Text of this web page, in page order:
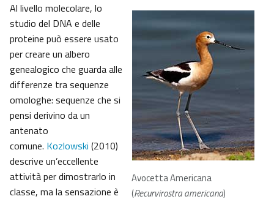
Avocetta Americana
(Recurvirostra americana)
Al livello molecolare, lo
studio del DNA e delle
proteine può essere usato
per creare un albero
genealogico che guarda alle
differenze tra sequenze
omologhe: sequenze che si
pensi derivino da un
antenato
comune. Kozlowski (2010)
descrive un’eccellente
attività per dimostrarlo in
classe, ma la sensazione è